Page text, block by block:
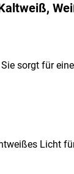
sorgt für
Licht